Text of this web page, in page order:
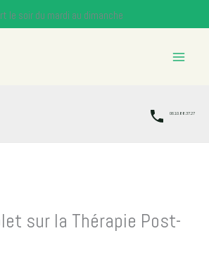
le soir du mardi au dimanche
06.10.88.37.27
sur la Thérapie Post-